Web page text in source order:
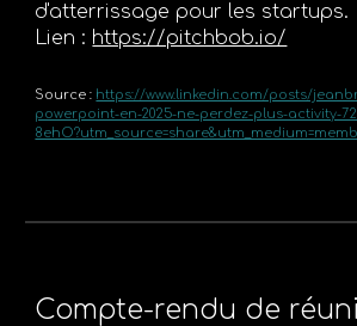
d'atterrissage pour les startups.
Lien : https://pitchbob.io/
Source : https://www.linkedin.com/posts/
powerpoint-en-2025-ne-perdez-plus-activity-
Compte-rendu de